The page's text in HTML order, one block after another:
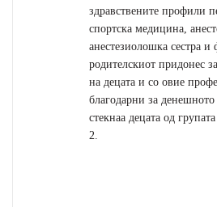
здравствените профили
спортска медицина,
анестезиолошка сестра и
родителскиот придонес
на децата и со овие
благодарни за денешното
стекнаа децата од
2.